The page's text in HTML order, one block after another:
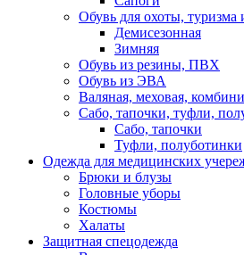
Обувь для охоты, туризма
Демисезонная
Зимняя
Обувь из резины, ПВХ
Обувь из ЭВА
Валяная, меховая,
Сабо, тапочки, туфли,
Сабо, тапочки
Туфли, полуботинки
Одежда для медицинских
Брюки и блузы
Головные уборы
Костюмы
Халаты
Защитная спецодежда